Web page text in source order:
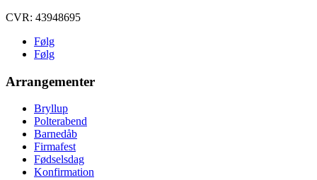
CVR: 43948695
Følg
Følg
Arrangementer
Bryllup
Polterabend
Barnedåb
Firmafest
Fødselsdag
Konfirmation